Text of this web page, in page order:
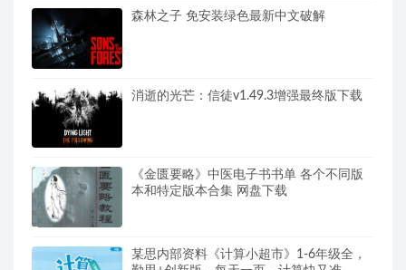
森林之子 免安装绿色最新中文破解
消逝的光芒：信徒v1.49.3增强最终版下载
《金匮要略》中医电子书书单 各个不同版
本和特定版本合集 网盘下载
某思内部资料《计算小超市》1-6年级全，